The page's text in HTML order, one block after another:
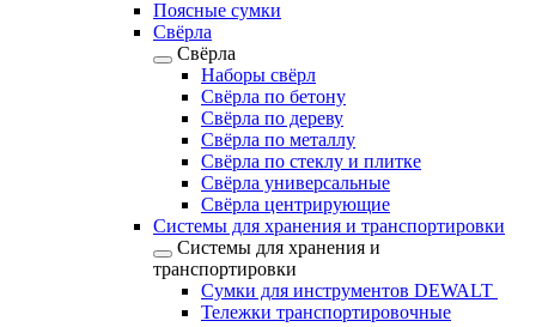
Поясные сумки
Свёрла
Свёрла
Наборы свёрл
Свёрла по бетону
Свёрла по дереву
Свёрла по металлу
Свёрла по стеклу и плитке
Свёрла универсальные
Свёрла центрирующие
Системы для хранения и транспортировки
Системы для хранения и
транспортировки
Сумки для инструментов DEWALT
Тележки транспортировочные